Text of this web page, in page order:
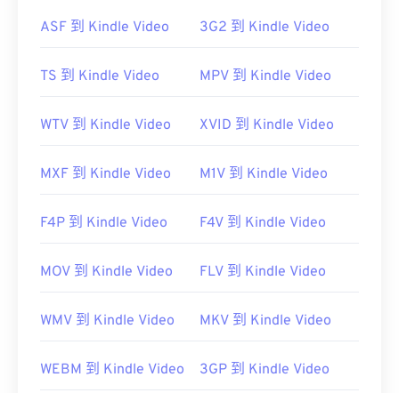
實用連結：
https://en.wikipedia.org/wiki/RMVB
ASF 到 Kindle Video 3G2 到 Kindle Video
TS 到 Kindle Video MPV 到 Kindle Video
WTV 到 Kindle Video XVID 到 Kindle Video
MXF 到 Kindle Video M1V 到 Kindle Video
F4P 到 Kindle Video F4V 到 Kindle Video
MOV 到 Kindle Video FLV 到 Kindle Video
WMV 到 Kindle Video MKV 到 Kindle Video
WEBM 到 Kindle Video 3GP 到 Kindle Video